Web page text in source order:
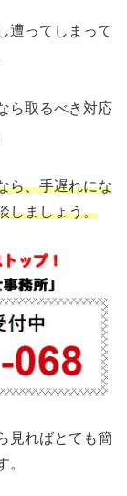
遭ってしまって
ら取るべき対応
ら、手遅れにな
しましょう。
見ればとても簡
。